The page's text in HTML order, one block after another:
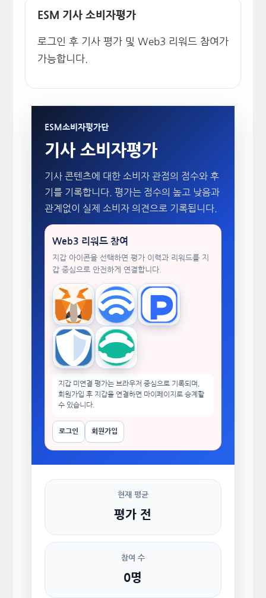
ESM 기사 소비자평가
로그인 후 기사 평가 및 Web3 리워드 참여가
가능합니다.
ESM소비자평가단
기사 소비자평가
기사 콘텐츠에 대한 소비자 관점의 점수와 후
기를 기록합니다. 평가는 점수의 높고 낮음과
관계없이 실제 소비자 의견으로 기록됩니다.
Web3 리워드 참여
지갑 아이콘을 선택하면 평가 이력과 리워드를 지
갑 중심으로 안전하게 연결합니다.
MetaMask WalletConnectTokenPocket
Trust Wallet imToken
지갑 미연결 평가는 브라우저 중심으로 기록되며,
회원가입 후 지갑을 연결하면 마이페이지로 승계할
수 있습니다.
로그인 회원가입
현재 평균
평가 전
참여 수
0명